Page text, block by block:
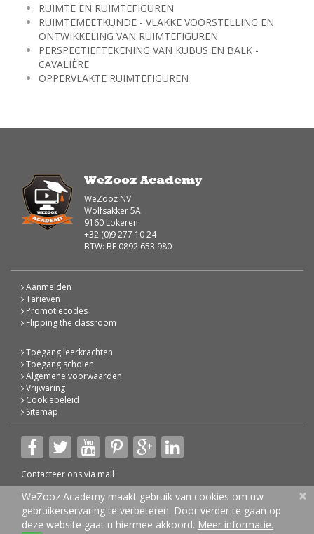
RUIMTE EN RUIMTEFIGUREN
RUIMTEMEETKUNDE - VLAKKE VOORSTELLING EN
ONTWIKKELING VAN RUIMTEFIGUREN
PERSPECTIEFTEKENING VAN KUBUS EN BALK -
CAVALIÈRE
OPPERVLAKTE RUIMTEFIGUREN
WeZooz Academy
WeZooz NV
Wolfsakker 5A
9160 Lokeren
+32 (0)9 277 10 24
BTW: BE 0892.653.980
Aanmelden
Tarieven
Promotiecodes
Flipping the classroom
Toegang leerkrachten
Toegang scholen
Algemene voorwaarden
Vrijwaring
Cookiebeleid
Sitemap
Contacteer ons via mail
© 2026 WeZooz Academy
×
WeZooz Academy maakt gebruik van cookies om uw
gebruikerservaring te verbeteren. Door verder te gaan op
deze website gaat u hiermee akkoord. Meer informatie.